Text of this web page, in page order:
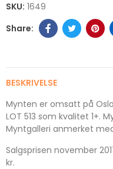
SKU: 1649
BESKRIVELSE
Mynten er omsatt på
LOT 513 som kvalitet 1+.
Myntgalleri anmerket
Salgsprisen november
kr.